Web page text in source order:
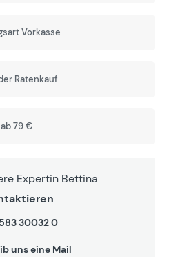
Vorkasse
Ratenkauf
79 €
Expertin Bettina
30032 0
uns eine Mail